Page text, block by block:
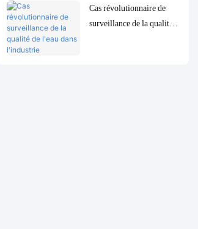
gazière indonésienne
Cas révolutionnaire de
surveillance de la qualité